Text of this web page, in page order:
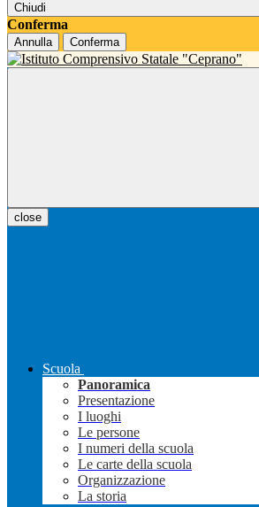
Chiudi
Conferma
Annulla Conferma
close
Scuola
Panoramica
Presentazione
I luoghi
Le persone
I numeri della scuola
Le carte della scuola
Organizzazione
La storia